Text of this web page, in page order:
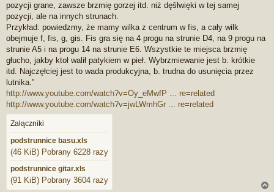
pozycji grane, zawsze brzmię gorzej itd. niż dęšłwięki w tej samej
pozycji, ale na innych strunach.
Przykład: powiedzmy, że mamy wilka z centrum w fis, a cały wilk
obejmuje f, fis, g, gis. Fis gra się na 4 progu na strunie D4, na 9 progu na
strunie A5 i na progu 14 na strunie E6. Wszystkie te miejsca brzmię
głucho, jakby ktoł walił patykiem w pieł. Wybrzmiewanie jest b. krótkie
itd. Najczęłciej jest to wada produkcyjna, b. trudna do usunięcia przez
lutnika."
http://www.youtube.com/watch?v=Oy_eMwfP ... re=related
http://www.youtube.com/watch?v=jwLWmhGr ... re=related
Załączniki
podstrunnice basu.xls
(46 KiB) Pobrany 6228 razy
podstrunnice gitar.xls
(91 KiB) Pobrany 3604 razy